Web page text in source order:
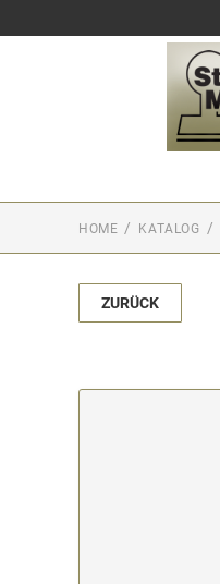
HOME KATALOG
ZURÜCK